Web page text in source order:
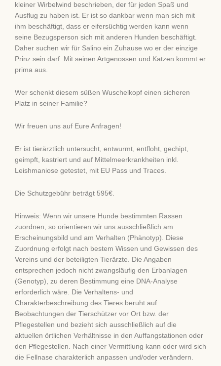
kleiner Wirbelwind beschrieben, der für jeden Spaß und
Ausflug zu haben ist. Er ist so dankbar wenn man sich mit
ihm beschäftigt, dass er eifersüchtig werden kann wenn
seine Bezugsperson sich mit anderen Hunden beschäftigt.
Daher suchen wir für Salino ein Zuhause wo er der einzige
Prinz sein darf. Mit seinen Artgenossen und Katzen kommt er
prima aus.
Wer schenkt diesem süßen Wuschelkopf einen sicheren
Platz in seiner Familie?
Wir freuen uns auf Eure Anfragen!
Er ist tierärztlich untersucht, entwurmt, entfloht, gechipt,
geimpft, kastriert und auf Mittelmeerkrankheiten inkl.
Leishmaniose getestet, mit EU Pass und Traces.
Die Schutzgebühr beträgt 595€.
Hinweis: Wenn wir unsere Hunde bestimmten Rassen
zuordnen, so orientieren wir uns ausschließlich am
Erscheinungsbild und am Verhalten (Phänotyp). Diese
Zuordnung erfolgt nach bestem Wissen und Gewissen des
Vereins und der beteiligten Tierärzte. Die Angaben
entsprechen jedoch nicht zwangsläufig den Erbanlagen
(Genotyp), zu deren Bestimmung eine DNA-Analyse
erforderlich wäre. Die Verhaltens- und
Charakterbeschreibung des Tieres beruht auf
Beobachtungen der Tierschützer vor Ort bzw. der
Pflegestellen und bezieht sich ausschließlich auf die
aktuellen örtlichen Verhältnisse in den Auffangstationen oder
den Pflegestellen. Nach einer Vermittlung kann oder wird sich
die Fellnase charakterlich anpassen und/oder verändern.